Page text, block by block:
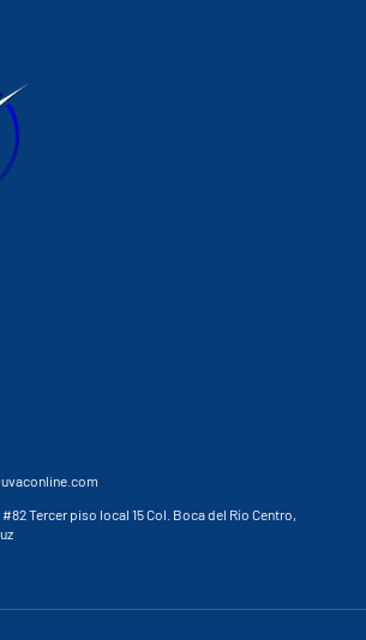
Tercer piso local 15 Col. Boca del Río Centro,